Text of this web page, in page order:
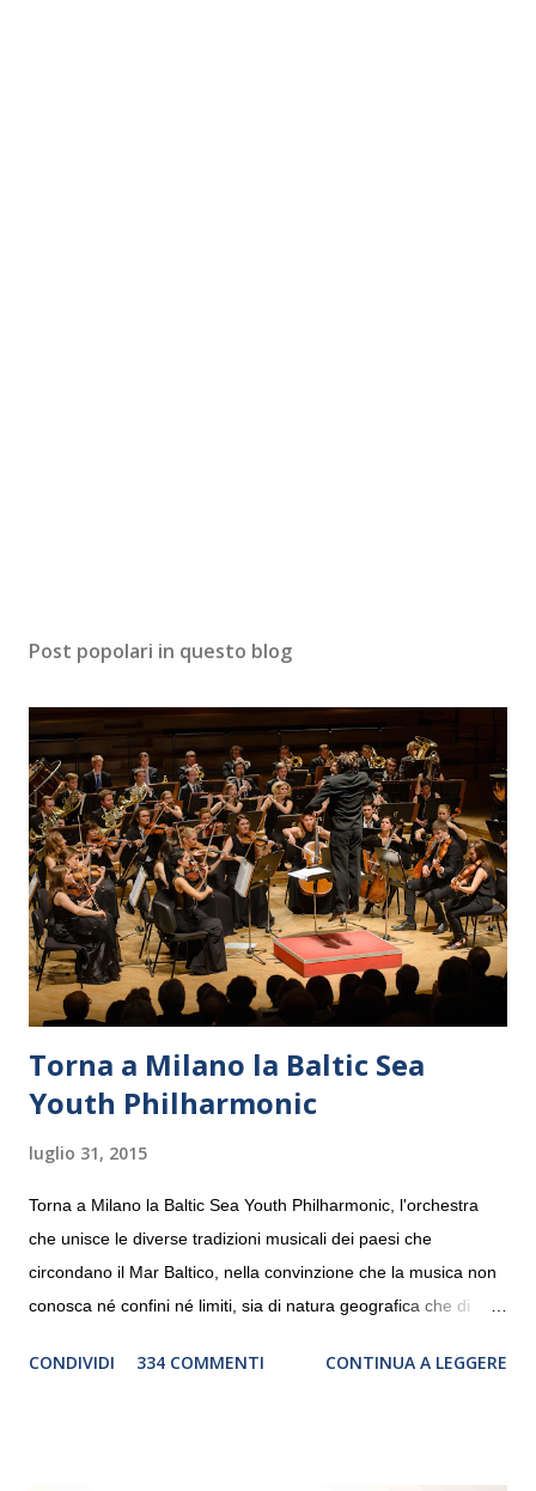
Post popolari in questo blog
Torna a Milano la Baltic Sea
Youth Philharmonic
luglio 31, 2015
Torna a Milano la Baltic Sea Youth Philharmonic, l'orchestra
che unisce le diverse tradizioni musicali dei paesi che
circondano il Mar Baltico, nella convinzione che la musica non
conosca né confini né limiti, sia di natura geografica che di
debutterà il 10 settembre a Heiden, in Germania, e toccherà, in
CONDIVIDI 334 COMMENTI CONTINUA A LEGGERE